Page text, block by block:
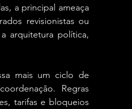
a principal ameaça
revisionistas ou
arquitetura política,
mais um ciclo de
Regras
tarifas e bloqueios